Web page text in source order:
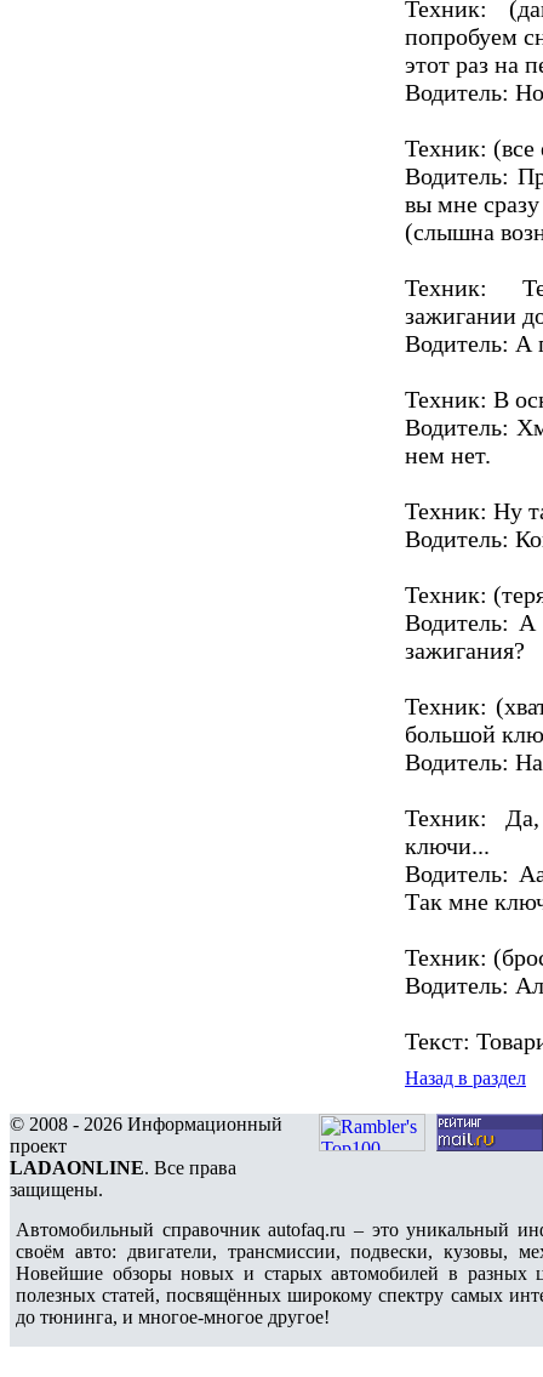
Техник:
попробуем
этот раз на
Водитель:
Техник:
Водитель:
вы мне
(слышна
Техник:
зажигании
Водитель: А
Техник: В
Водитель:
нем нет.
Техник: Ну
Водитель:
Техник:
Водитель:
зажигания?
Техник:
большой
Водитель: На
Техник:
ключи...
Водитель:
Так мне
Техник:
Водитель:
Текст:
Назад в раздел
© 2008 - 2026 Информационный
проект
LADAONLINE. Все права
защищены.
Автомобильный справочник autofaq.ru – это уникальный
своём авто: двигатели, трансмиссии, подвески, кузовы,
Новейшие обзоры новых и старых автомобилей в разных
полезных статей, посвящённых широкому спектру самых
до тюнинга, и многое-многое другое!